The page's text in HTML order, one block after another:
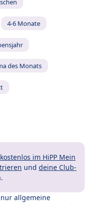
4-6 Monate
des Monats
kostenlos im HiPP Mein
und deine Club-
allgemeine